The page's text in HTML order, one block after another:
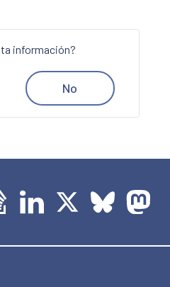
información?
No